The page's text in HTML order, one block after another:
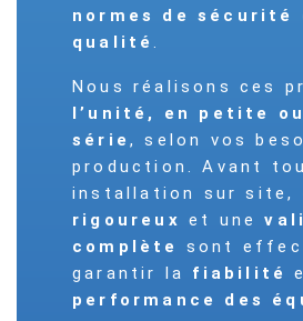
normes de sécurité
qualité.
Nous réalisons ces
l’unité, en petite ou
série , selon vos
production. Avant
installation sur site,
rigoureux et une
complète
sont
garantir la fiabilité
performance des